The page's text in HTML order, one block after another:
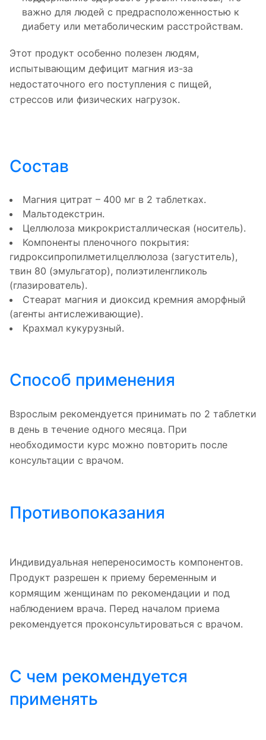
важно для людей с предрасположенностью к
диабету или метаболическим расстройствам.
Этот продукт особенно полезен людям,
испытывающим дефицит магния из-за
недостаточного его поступления с пищей,
стрессов или физических нагрузок.
Состав
Магния цитрат – 400 мг в 2 таблетках.
Мальтодекстрин.
Целлюлоза микрокристаллическая (носитель).
Компоненты пленочного покрытия:
гидроксипропилметилцеллюлоза (загуститель),
твин 80 (эмульгатор), полиэтиленгликоль
(глазирователь).
Стеарат магния и диоксид кремния аморфный
(агенты антислеживающие).
Крахмал кукурузный.
Способ применения
Взрослым рекомендуется принимать по 2 таблетки
в день в течение одного месяца. При
необходимости курс можно повторить после
консультации с врачом.
Противопоказания
Индивидуальная непереносимость компонентов.
Продукт разрешен к приему беременным и
кормящим женщинам по рекомендации и под
наблюдением врача. Перед началом приема
рекомендуется проконсультироваться с врачом.
С чем рекомендуется
применять